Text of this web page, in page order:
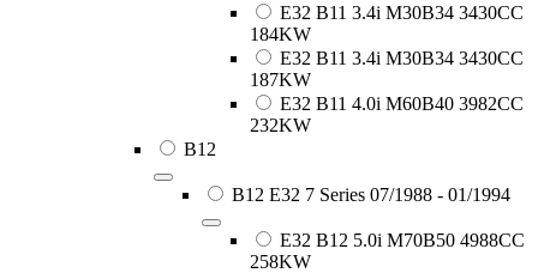
E32 B11 3.4i M30B34 3430CC
184KW
E32 B11 3.4i M30B34 3430CC
187KW
E32 B11 4.0i M60B40 3982CC
232KW
B12
B12 E32 7 Series 07/1988 - 01/1994
E32 B12 5.0i M70B50 4988CC
258KW